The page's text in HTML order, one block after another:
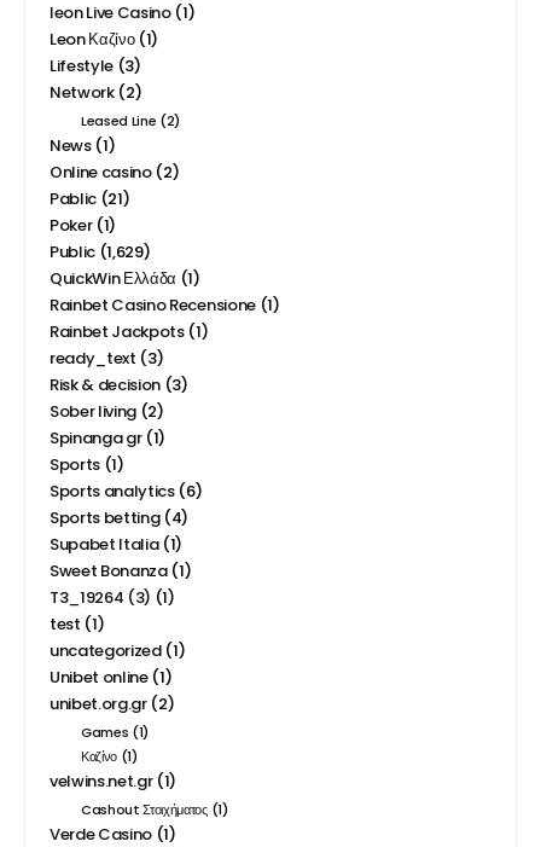
leon Live Casino(1)
Leon Καζίνο(1)
Lifestyle (3)
Network(2)
Leased Line (2)
News(1)
Online casino(2)
Pablic (21)
Poker(1)
Public (1,629)
QuickWin Ελλάδα (1)
Rainbet Casino Recensione(1)
Rainbet Jackpots(1)
ready_text (3)
Risk & decision (3)
Sober living (2)
Spinanga gr(1)
Sports (1)
Sports analytics(6)
Sports betting(4)
Supabet Italia(1)
Sweet Bonanza(1)
T3_19264 (3) (1)
test (1)
uncategorized(1)
Unibet online(1)
unibet.org.gr(2)
Games (1)
Καζίνο (1)
velwins.net.gr(1)
Cashout Στοιχήματος(1)
Verde Casino (1)